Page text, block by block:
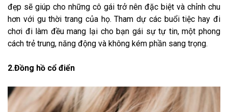
đẹp sẽ giúp cho những cô gái trở nên đặc biệt và chỉnh chu
hơn với gu thời trang của họ. Tham dự các buổi tiệc hay đi
chơi đi làm đều mang lại cho bạn gái sự tự tin, một phong
cách trẻ trung, năng động và không kém phần sang trọng.
2.Đồng hồ cổ điển